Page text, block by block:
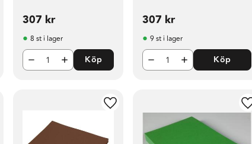
307 kr
8 st i lager
Köp
307 kr
9 st i lager
Köp
till i favoriter Lägg till i favoriter